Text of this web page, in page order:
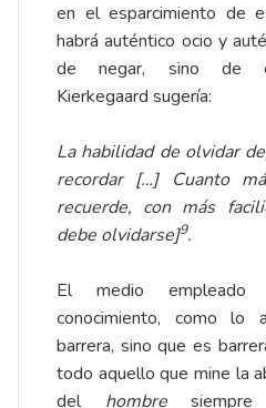
en el esparcimiento de
habrá auténtico ocio y
de negar, sino de
Kierkegaard sugería:
La habilidad de olvidar
recordar […] Cuanto
recuerde, con más
debe olvidarse]9.
El medio empleado
conocimiento, como lo
barrera, sino que es
todo aquello que mine la
del hombre